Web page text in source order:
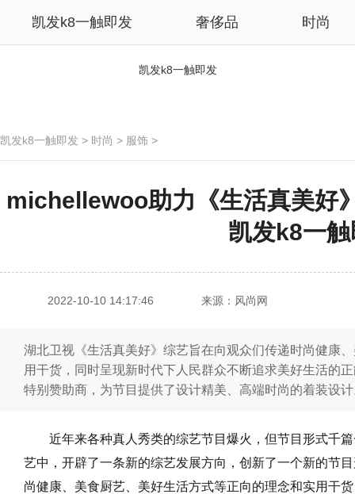
凯发k8一触即发 奢侈品 时尚
凯发k8一触即发
凯发k8一触即发 > 时尚 > 服饰 >
michellewoo助力《生活真美好
凯发k8一
2022-10-10 14:17:46 来源：风尚网
湖北卫视《生活真美好》综艺旨在向观众们传递时尚健康
用干货，同时呈现新时代下人民群众不断追求美好生活的
特别赞助商，为节目提供了设计精美、高端时尚的着装设
近年来各种真人秀类的综艺节目爆火，但节目形式千
艺中，开辟了一条新的综艺发展方向，创新了一个新的节
尚健康、美食厨艺、美好生活方式等正向的理念和实用干